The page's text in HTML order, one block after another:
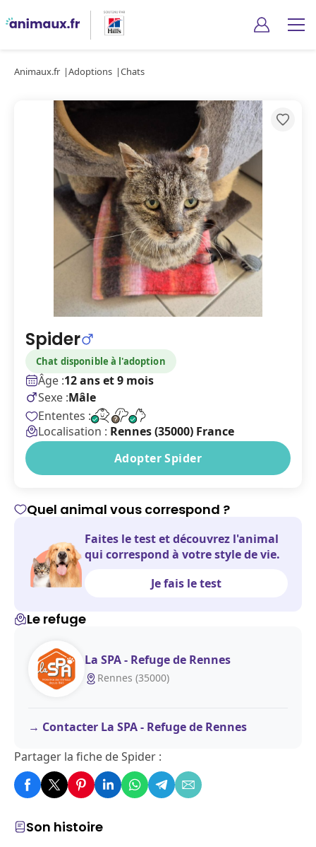
Animaux.fr Adoptions Chats
Spider
Chat disponible à l'adoption
Âge :12 ans et 9 mois
Sexe :Mâle
Ententes :
Localisation : Rennes (35000) France
Adopter Spider
Son histoire
Quel animal vous correspond ?
Faites le test et découvrez l'animal
qui correspond à votre style de vie.
Je fais le test
Le refuge
La SPA - Refuge de Rennes
Rennes (35000)
Contacter La SPA - Refuge de Rennes
Partager la fiche de Spider :